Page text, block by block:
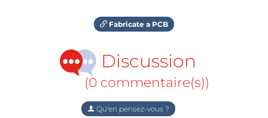
Fabricate a PCB
Discussion
(0 commentaire(s))
Qu'en pensez-vous ?